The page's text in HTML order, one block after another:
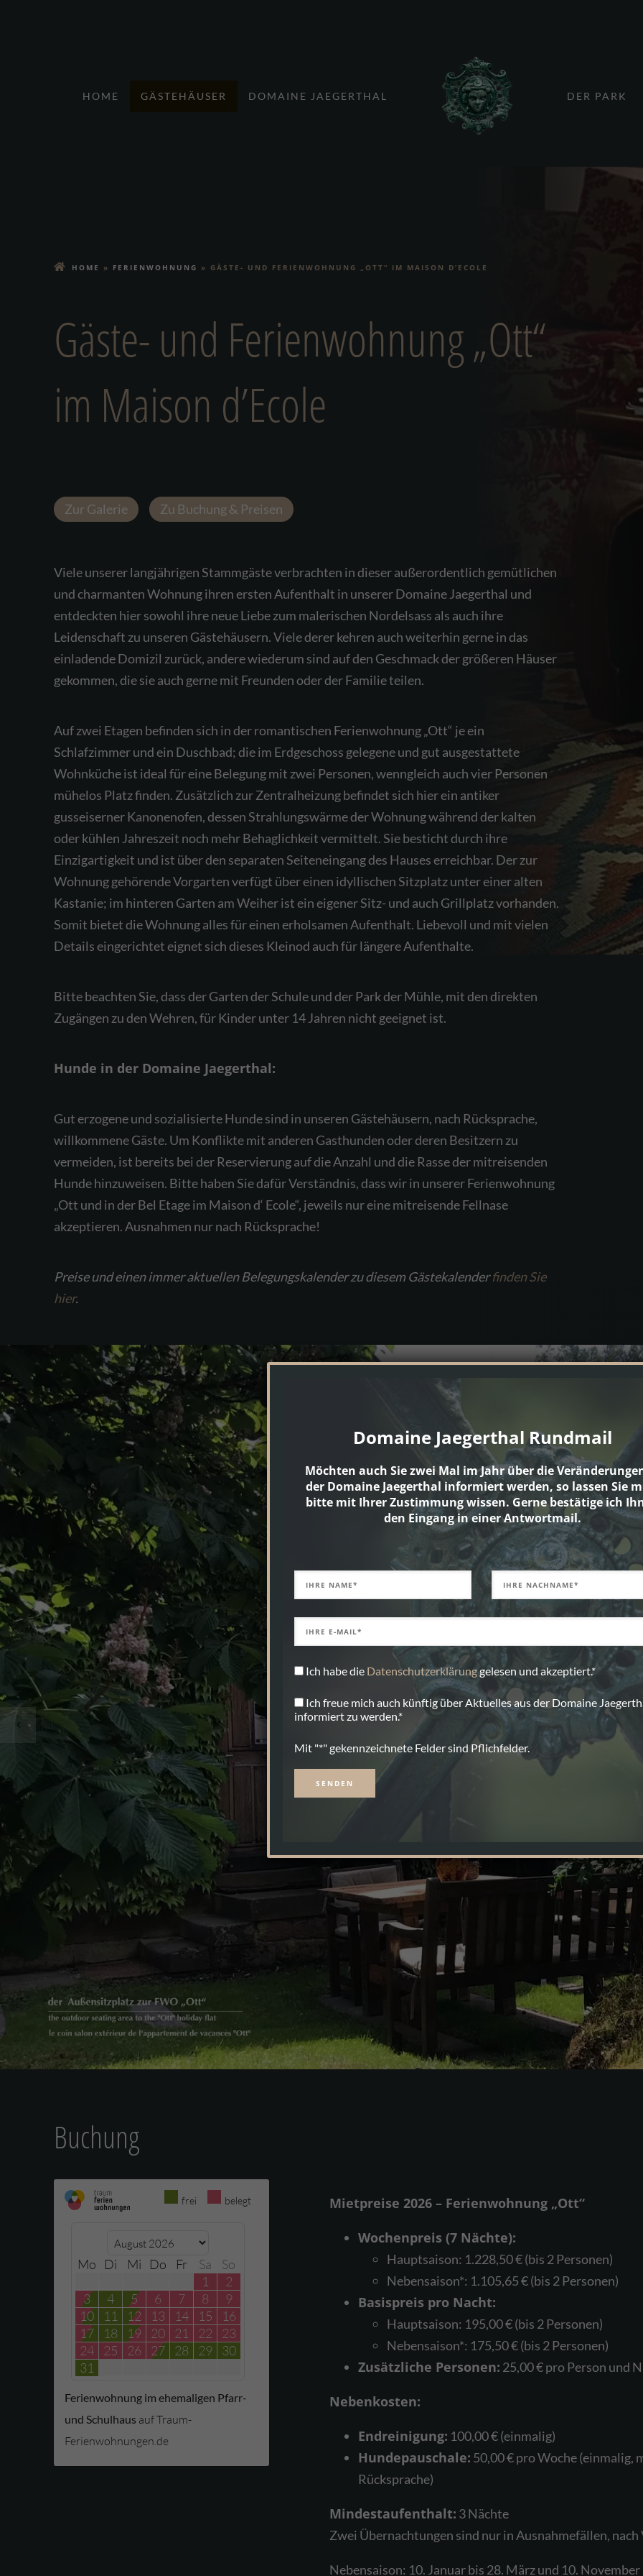
HOME GÄSTEHÄUSER DOMAINE JAEGERTHAL DER PARK
HOME » FERIENWOHNUNG » GÄSTE- UND FERIENWOHNUNG „OTT“ IM MAISON D’ECOLE
Gäste- und Ferienwohnung „Ott“
im Maison d’Ecole
Zur Galerie Zu Buchung & Preisen
Viele unserer langjährigen Stammgäste verbrachten in dieser außerordentlich gemütlichen
und charmanten Wohnung ihren ersten Aufenthalt in unserer Domaine Jaegerthal und
entdeckten hier sowohl ihre neue Liebe zum malerischen Nordelsass als auch ihre
Leidenschaft zu unseren Gästehäusern. Viele derer kehren auch weiterhin gerne in das
einladende Domizil zurück, andere wiederum sind auf den Geschmack der größeren Häuser
gekommen, die sie auch gerne mit Freunden oder der Familie teilen.
Auf zwei Etagen befinden sich in der romantischen Ferienwohnung „Ott“ je ein
Schlafzimmer und ein Duschbad; die im Erdgeschoss gelegene und gut ausgestattete
Wohnküche ist ideal für eine Belegung mit zwei Personen, wenngleich auch vier Personen
mühelos Platz finden. Zusätzlich zur Zentralheizung befindet sich hier ein antiker
gusseiserner Kanonenofen, dessen Strahlungswärme der Wohnung während der kalten
oder kühlen Jahreszeit noch mehr Behaglichkeit vermittelt. Sie besticht durch ihre
Einzigartigkeit und ist über den separaten Seiteneingang des Hauses erreichbar. Der zur
Wohnung gehörende Vorgarten verfügt über einen idyllischen Sitzplatz unter einer alten
Kastanie; im hinteren Garten am Weiher ist ein eigener Sitz- und auch Grillplatz vorhanden.
Somit bietet die Wohnung alles für einen erholsamen Aufenthalt. Liebevoll und mit vielen
Details eingerichtet eignet sich dieses Kleinod auch für längere Aufenthalte.
Bitte beachten Sie, dass der Garten der Schule und der Park der Mühle, mit den direkten
Zugängen zu den Wehren, für Kinder unter 14 Jahren nicht geeignet ist.
Hunde in der Domaine Jaegerthal:
Gut erzogene und sozialisierte Hunde sind in unseren Gästehäusern, nach Rücksprache,
willkommene Gäste. Um Konflikte mit anderen Gasthunden oder deren Besitzern zu
vermeiden, ist bereits bei der Reservierung auf die Anzahl und die Rasse der mitreisenden
Hunde hinzuweisen. Bitte haben Sie dafür Verständnis, dass wir in unserer Ferienwohnung
„Ott und in der Bel Etage im Maison d‘ Ecole“, jeweils nur eine mitreisende Fellnase
akzeptieren. Ausnahmen nur nach Rücksprache!
Preise und einen immer aktuellen Belegungskalender zu diesem Gästekalenderfinden Sie
hier.
Buchung
frei belegt
Mo Di Mi Do Fr Sa
So
1
2
3
4 5 6 7 8
9
10
11 12 13 14 15
16
17
18 19 20 21 22
23
24
25 26 27 28 29
30
31
Ferienwohnung im ehemaligen Pfarr-
und Schulhaus auf Traum-
Ferienwohnungen.de
Mietpreise 2026 – Ferienwohnung „Ott“
Wochenpreis (7 Nächte):
Hauptsaison: 1.228,50 € (bis 2 Personen)
Nebensaison*: 1.105,65 € (bis 2 Personen)
Basispreis pro Nacht:
Hauptsaison: 195,00 € (bis 2 Personen)
Nebensaison*: 175,50 € (bis 2 Personen)
Zusätzliche Personen: 25,00 € pro Person und
Nebenkosten:
Endreinigung: 100,00 € (einmalig)
Hundepauschale: 50,00 € pro Woche (einmalig,
Rücksprache)
Mindestaufenthalt: 3 Nächte
Zwei Übernachtungen sind nur in Ausnahmefällen,
Nebensaison: 10. Januar bis 28. März und 10.
Domaine Jaegerthal Rundmail
Möchten auch Sie zwei Mal im Jahr über die
der Domaine Jaegerthal informiert werden, so lassen Sie
bitte mit Ihrer Zustimmung wissen. Gerne bestätige ich
den Eingang in einer Antwortmail.
Ich habe die Datenschutzerklärunggelesen und akzeptiert.*
Ich freue mich auch künftig über Aktuelles aus der Domaine
informiert zu werden.*
Mit "*" gekennzeichnete Felder sind Pflichfelder.